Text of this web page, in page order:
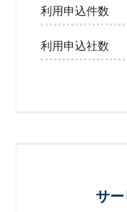
利用申込件数
利用申込社数
サ